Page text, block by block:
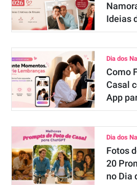
Ideias
Dia dos
Como
Casal
App
Dia dos
Fotos
20
no Dia